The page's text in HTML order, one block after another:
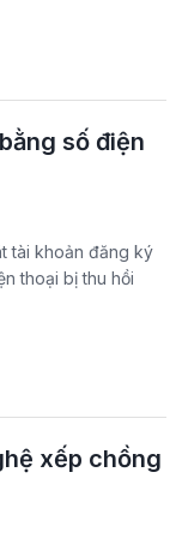
số điện
tài khoản đăng ký
thoại bị thu hồi
xếp chồng